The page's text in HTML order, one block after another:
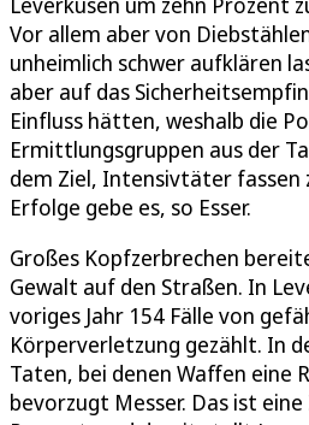
Vor allem aber von
unheimlich schwer aufklären
aber auf das
Einfluss hätten, weshalb die
Ermittlungsgruppen aus der
dem Ziel, Intensivtäter fassen
Erfolge gebe es, so Esser.
Großes Kopfzerbrechen
Gewalt auf den Straßen. In
voriges Jahr 154 Fälle von
Körperverletzung gezählt. In
Taten, bei denen Waffen eine
bevorzugt Messer. Das ist